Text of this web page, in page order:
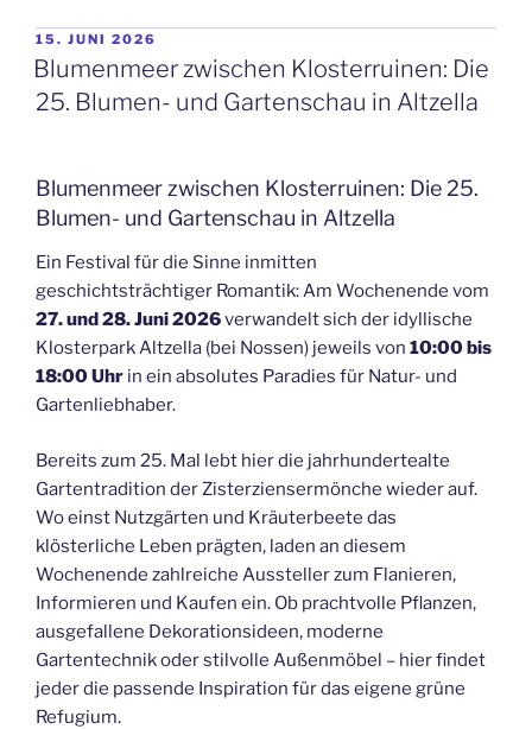
VERÖFFENTLICHT
AM
15. JUNI 2026
Blumenmeer zwischen Klosterruinen: Die
25. Blumen- und Gartenschau in Altzella
Blumenmeer zwischen Klosterruinen: Die 25.
Blumen- und Gartenschau in Altzella
Ein Festival für die Sinne inmitten
geschichtsträchtiger Romantik: Am Wochenende vom
27. und 28. Juni 2026verwandelt sich der idyllische
Klosterpark Altzella (bei Nossen) jeweils von 10:00 bis
18:00 Uhr in ein absolutes Paradies für Natur- und
Gartenliebhaber.
Bereits zum 25. Mal lebt hier die jahrhundertealte
Gartentradition der Zisterziensermönche wieder auf.
Wo einst Nutzgärten und Kräuterbeete das
klösterliche Leben prägten, laden an diesem
Wochenende zahlreiche Aussteller zum Flanieren,
Informieren und Kaufen ein. Ob prachtvolle Pflanzen,
ausgefallene Dekorationsideen, moderne
Gartentechnik oder stilvolle Außenmöbel – hier findet
jeder die passende Inspiration für das eigene grüne
Refugium.